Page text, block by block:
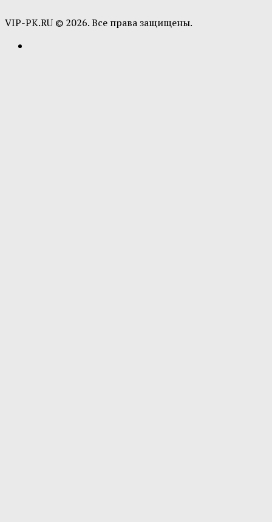
VIP-PK.RU © 2026. Все права защищены.